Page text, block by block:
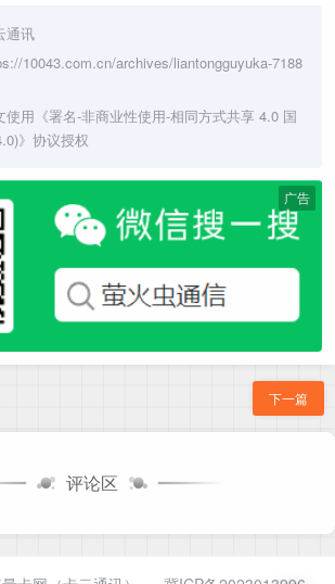
通讯
10043.com.cn/archives/liantongguyuka-7188
使用《署名-非商业性使用-相同方式共享 4.0 国
》协议授权
广告
下一篇
评论区